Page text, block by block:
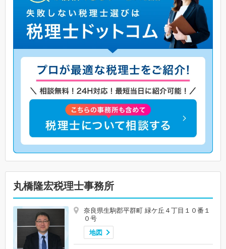
丸橋隆宏税理士事務所
奈良県生駒郡平群町 緑ケ丘４丁目１０番１
０号
地図